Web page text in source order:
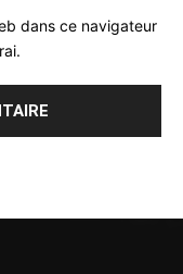
dans ce navigateur